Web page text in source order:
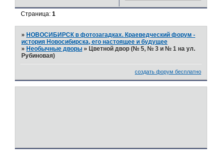
Страница:1
» НОВОСИБИРСК в фотозагадках. Краеведческий форум -
история Новосибирска, его настоящее и будущее
» Необычные дворы » Цветной двор (№ 5, № 3 и № 1 на ул.
Рубиновая)
создать форум бесплатно